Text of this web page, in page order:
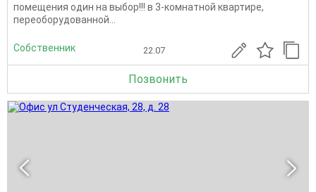
помещения один на выбор!!! в 3-комнатной квартире,
переоборудованной...
Собственник 22.07
Позвонить